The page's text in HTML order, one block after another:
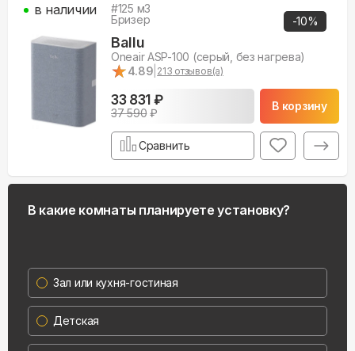
-10%
#125 м3
Бризер
Ballu
Oneair ASP-100 (серый, без нагрева)
★
★4.89 213 отзывов(а)
33 831 ₽
37 590₽
В корзину
в наличии
Сравнить
В какие комнаты планируете установку?
Зал или кухня-гостиная
Детская